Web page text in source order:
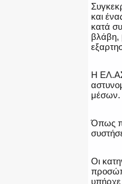
και
κατά
βλάβη,
Η
μέσων.
Όπως
Οι